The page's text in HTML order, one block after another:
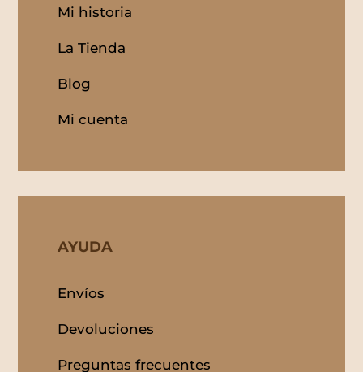
Mi historia
La Tienda
Blog
Mi cuenta
AYUDA
Envíos
Devoluciones
Preguntas frecuentes